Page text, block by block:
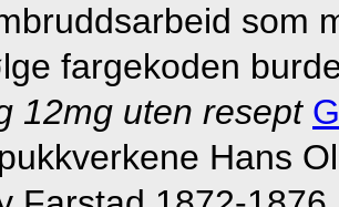
som
fargekoden
12mg uten resept
Hans